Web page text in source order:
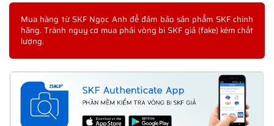
Mua hàng từ SKF Ngọc Anh để đảm bảo sản phẩm SKF chính
hãng. Tránh nguy cơ mua phải vòng bi SKF giả (fake) kém chất
lượng.